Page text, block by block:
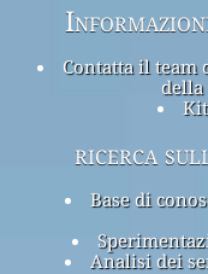
Contatta il
ricerca
Base di
Analisi dei